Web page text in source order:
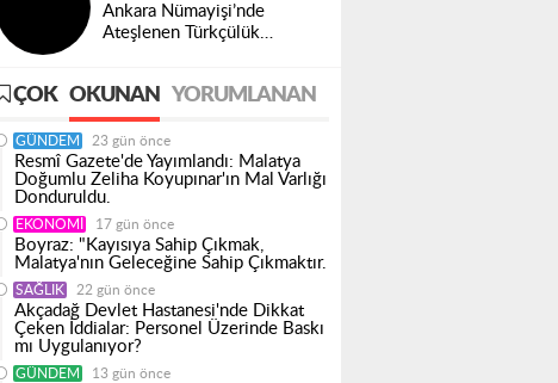
Ankara Nümayişi’nde
Ateşlenen Türkçülük
ÇOK OKUNAN YORUMLANAN
GÜNDEM 23 gün önce
Resmî Gazete'de Yayımlandı: Malatya
Doğumlu Zeliha Koyupınar'ın Mal Varlığı
Donduruldu.
EKONOMI 17 gün önce
Boyraz: "Kayısıya Sahip Çıkmak,
Malatya'nın Geleceğine Sahip Çıkmaktır.
SAĞLIK 22 gün önce
Akçadağ Devlet Hastanesi'nde Dikkat
Çeken İddialar: Personel Üzerinde Baskı
mı Uygulanıyor?
GÜNDEM 13 gün önce